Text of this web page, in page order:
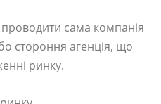
сама компанія
стороння агенція, що
ринку.